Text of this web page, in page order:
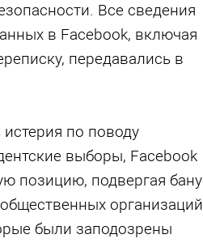
Все сведения
в Facebook, включая
передавались в
по поводу
выборы, Facebook
позицию, подвергая бану
организаций
были заподозрены